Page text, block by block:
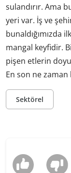
sulandırır. Ama
yeri var. İş ve
bunaldığımızda
mangal keyfidir.
pişen etlerin
En son ne zaman
Sektörel